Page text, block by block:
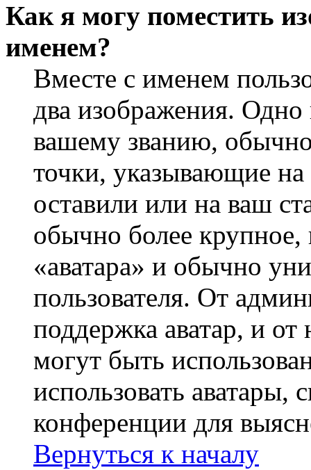
Как я могу поместить
именем?
Вместе с именем
два изображения.
вашему званию, обычно
точки, указывающие
оставили или на ваш
обычно более крупное,
«аватара» и обычно
пользователя. От
поддержка аватар, и от
могут быть
использовать аватары,
конференции для
Вернуться к началу